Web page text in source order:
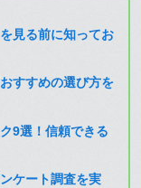
見る前に知ってお
すすめの選び方を
9選！信頼できる
ケート調査を実